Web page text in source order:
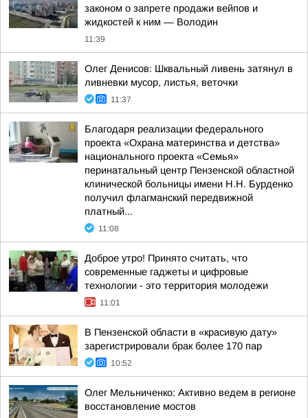
законом о запрете продажи вейпов и
жидкостей к ним — Володин
11:39
Олег Денисов: Шквальный ливень затянул в
ливневки мусор, листья, веточки
11:37
Благодаря реализации федерального
проекта «Охрана материнства и детства»
национального проекта «Семья»
перинатальный центр Пензенской областной
клинической больницы имени Н.Н. Бурденко
получил флагманский передвижной
платный...
11:08
Доброе утро! Принято считать, что
современные гаджеты и цифровые
технологии - это территория молодежи
11:01
В Пензенской области в «красивую дату»
зарегистрировали брак более 170 пар
10:52
Олег Мельниченко: Активно ведем в регионе
восстановление мостов